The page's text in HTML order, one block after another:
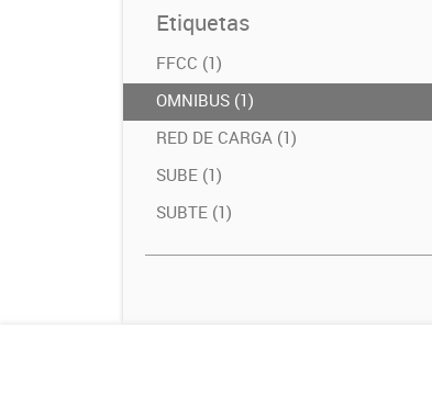
Etiquetas
FFCC (1)
OMNIBUS (1)
RED DE CARGA (1)
SUBE (1)
SUBTE (1)